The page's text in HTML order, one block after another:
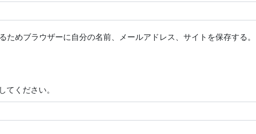
ためブラウザーに自分の名前、メールアドレス、サイトを保存する。
てください。